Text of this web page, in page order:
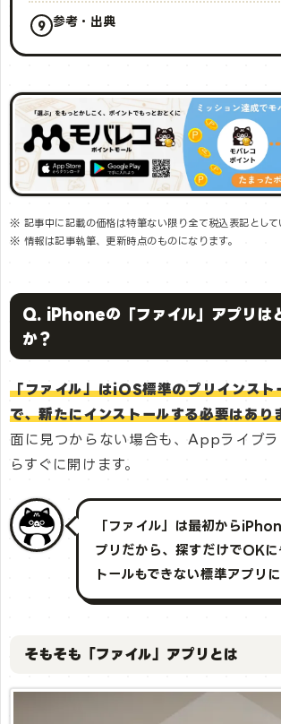
参考・出典
※ 記事中に記載の価格は特筆ない限り全て税込表記として
※ 情報は記事執筆、更新時点のものになります。
Q. iPhoneの「ファイル」アプリは
か？
「ファイル」はiOS標準のプリインスト
で、新たにインストールする必要はあり
面に見つからない場合も、Appライブ
らすぐに開けます。
「ファイル」は最初から
プリだから、探すだけでOKに
トールもできない標準アプリに
そもそも「ファイル」アプリとは